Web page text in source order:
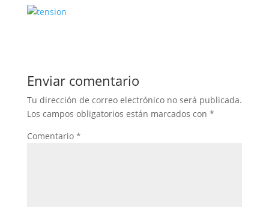
Enviar comentario
Tu dirección de correo electrónico no será publicada.
Los campos obligatorios están marcados con *
Comentario *